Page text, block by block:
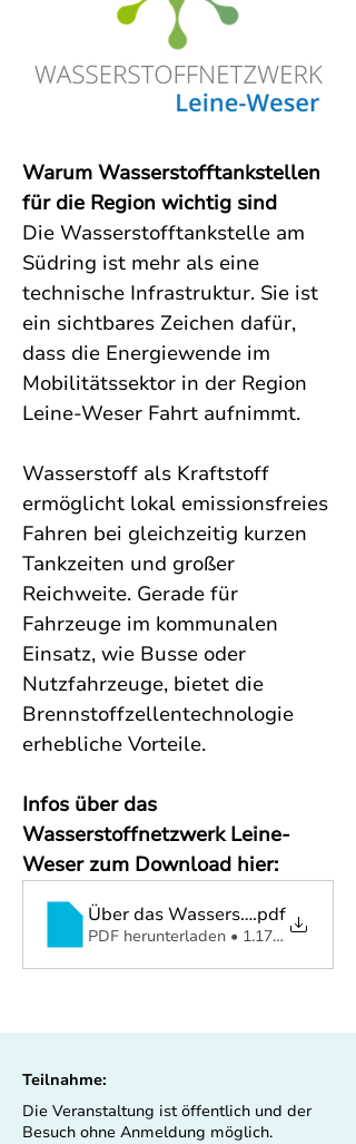
Warum Wasserstofftankstellen
für die Region wichtig sind
Die Wasserstofftankstelle am
Südring ist mehr als eine
technische Infrastruktur. Sie ist
ein sichtbares Zeichen dafür,
dass die Energiewende im
Mobilitätssektor in der Region
Leine-Weser Fahrt aufnimmt.
Wasserstoff als Kraftstoff
ermöglicht lokal emissionsfreies
Fahren bei gleichzeitig kurzen
Tankzeiten und großer
Reichweite. Gerade für
Fahrzeuge im kommunalen
Einsatz, wie Busse oder
Nutzfahrzeuge, bietet die
Brennstoffzellentechnologie
erhebliche Vorteile.
Infos über das
Wasserstoffnetzwerk Leine-
Weser zum Download hier:
Über das Wasserstoffnetzwerk
.pdf
PDF herunterladen • 1.17MB
Teilnahme:
Die Veranstaltung ist öffentlich und der
Besuch ohne Anmeldung möglich.